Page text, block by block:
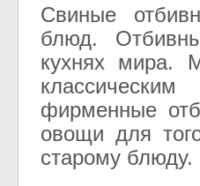
Свиные
блюд.
кухнях мира.
фирменные
овощи для
старому блюду.